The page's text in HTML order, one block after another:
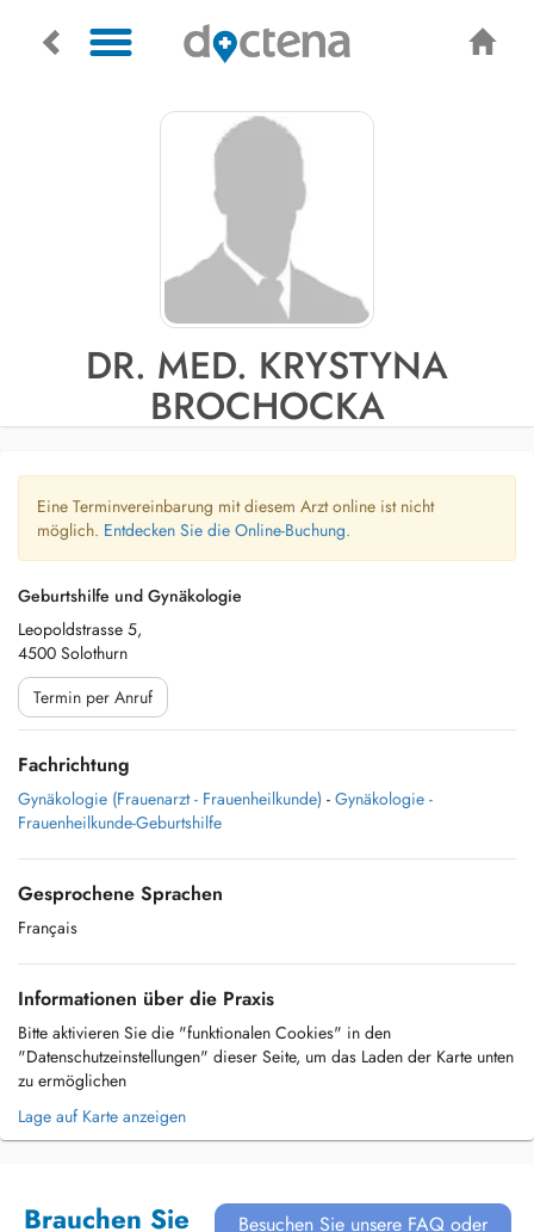
DR. MED. KRYSTYNA
BROCHOCKA
Eine Terminvereinbarung mit diesem Arzt online ist nicht
möglich. Entdecken Sie die Online-Buchung.
Geburtshilfe und Gynäkologie
Leopoldstrasse 5,
4500 Solothurn
Termin per Anruf
Fachrichtung
Gynäkologie (Frauenarzt - Frauenheilkunde) - Gynäkologie -
Frauenheilkunde-Geburtshilfe
Gesprochene Sprachen
Français
Informationen über die Praxis
Bitte aktivieren Sie die "funktionalen Cookies" in den
"Datenschutzeinstellungen" dieser Seite, um das Laden der Karte unten
zu ermöglichen
Lage auf Karte anzeigen
Brauchen Sie
Besuchen Sie unsere FAQ oder